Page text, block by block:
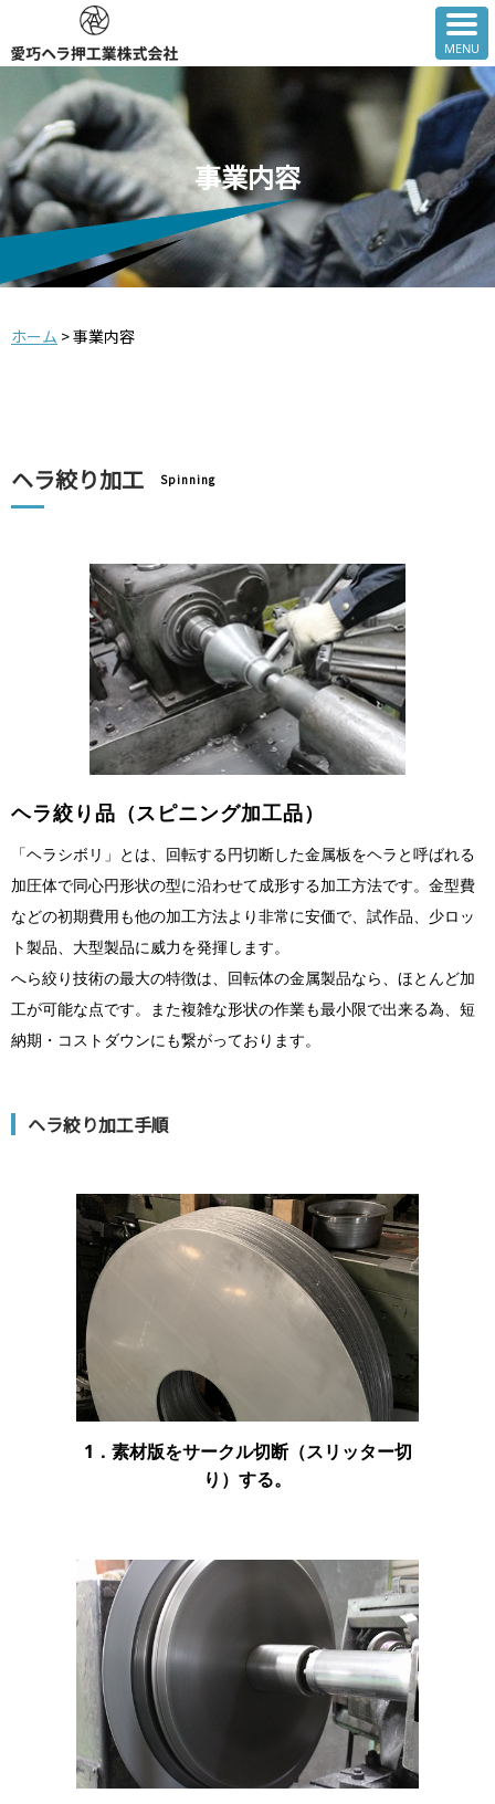
事業内容
ホーム >事業内容
ヘラ絞り加工 Spinning
ヘラ絞り品（スピニング加工品）
「ヘラシボリ」とは、回転する円切断した金属板をヘラと呼ばれる
加圧体で同心円形状の型に沿わせて成形する加工方法です。金型費
などの初期費用も他の加工方法より非常に安価で、試作品、少ロッ
ト製品、大型製品に威力を発揮します。
へら絞り技術の最大の特徴は、回転体の金属製品なら、ほとんど加
工が可能な点です。また複雑な形状の作業も最小限で出来る為、短
納期・コストダウンにも繋がっております。
ヘラ絞り加工手順
1．素材版をサークル切断（スリッター切
り）する。